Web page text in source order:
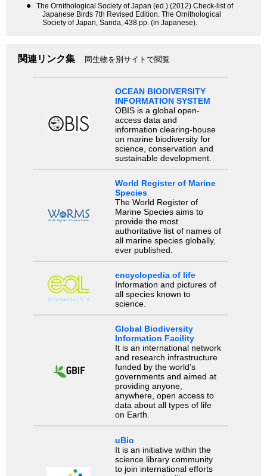
●
The Ornithological Society of Japan (ed.) (2012) Check-list of
Japanese Birds 7th Revised Edition. The Ornithological
Society of Japan, Sanda, 438 pp. (in Japanese).
関連リンク集 同生物を別サイトで閲覧
OCEAN BIODIVERSITY
INFORMATION SYSTEM
OBIS is a global open-
access data and
information clearing-house
on marine biodiversity for
science, conservation and
sustainable development.
World Register of Marine
Species
The World Register of
Marine Species aims to
provide the most
authoritative list of names of
all marine species globally,
ever published.
encyclopedia of life
Information and pictures of
all species known to
science.
Global Biodiversity
Information Facility
It is an international network
and research infrastructure
funded by the world’s
governments and aimed at
providing anyone,
anywhere, open access to
data about all types of life
on Earth.
uBio
It is an initiative within the
science library community
to join international efforts